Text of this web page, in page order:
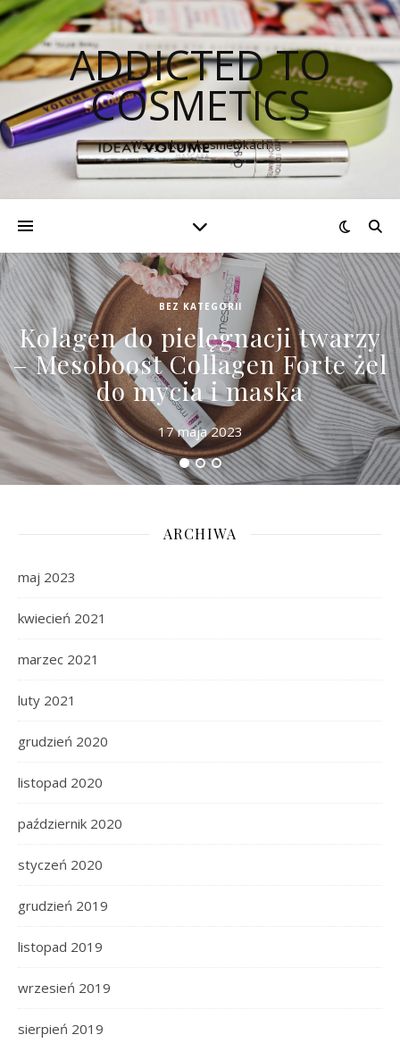
ADDICTED TO
COSMETICS
Wszystko o kosmetykach
BEZ KATEGORII
Kolagen do pielęgnacji twarzy
– Mesoboost Collagen Forte żel
do mycia i maska
17 maja 2023
ARCHIWA
maj 2023
kwiecień 2021
marzec 2021
luty 2021
grudzień 2020
listopad 2020
październik 2020
styczeń 2020
grudzień 2019
listopad 2019
wrzesień 2019
sierpień 2019